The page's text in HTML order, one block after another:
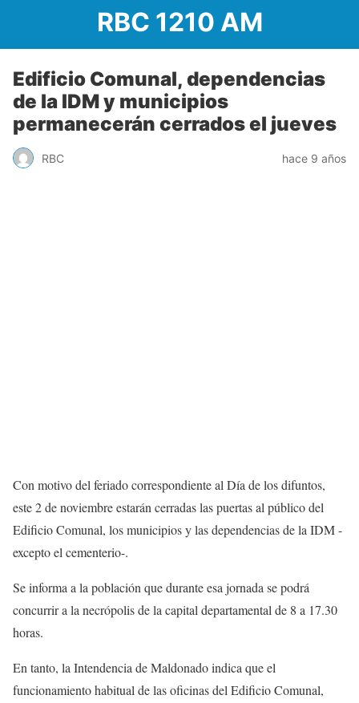
RBC 1210 AM
Edificio Comunal, dependencias
de la IDM y municipios
permanecerán cerrados el jueves
RBC hace 9 años
Con motivo del feriado correspondiente al Día de los difuntos,
este 2 de noviembre estarán cerradas las puertas al público del
Edificio Comunal, los municipios y las dependencias de la IDM -
excepto el cementerio-.
Se informa a la población que durante esa jornada se podrá
concurrir a la necrópolis de la capital departamental de 8 a 17.30
horas.
En tanto, la Intendencia de Maldonado indica que el
funcionamiento habitual de las oficinas del Edificio Comunal,